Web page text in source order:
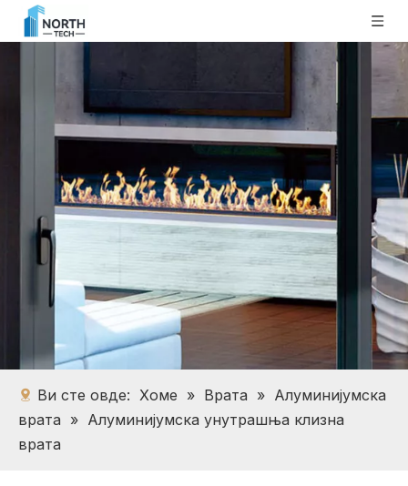
Ви сте овде: Хоме » Врата » Алуминијумска
врата » Алуминијумска унутрашња клизна
врата